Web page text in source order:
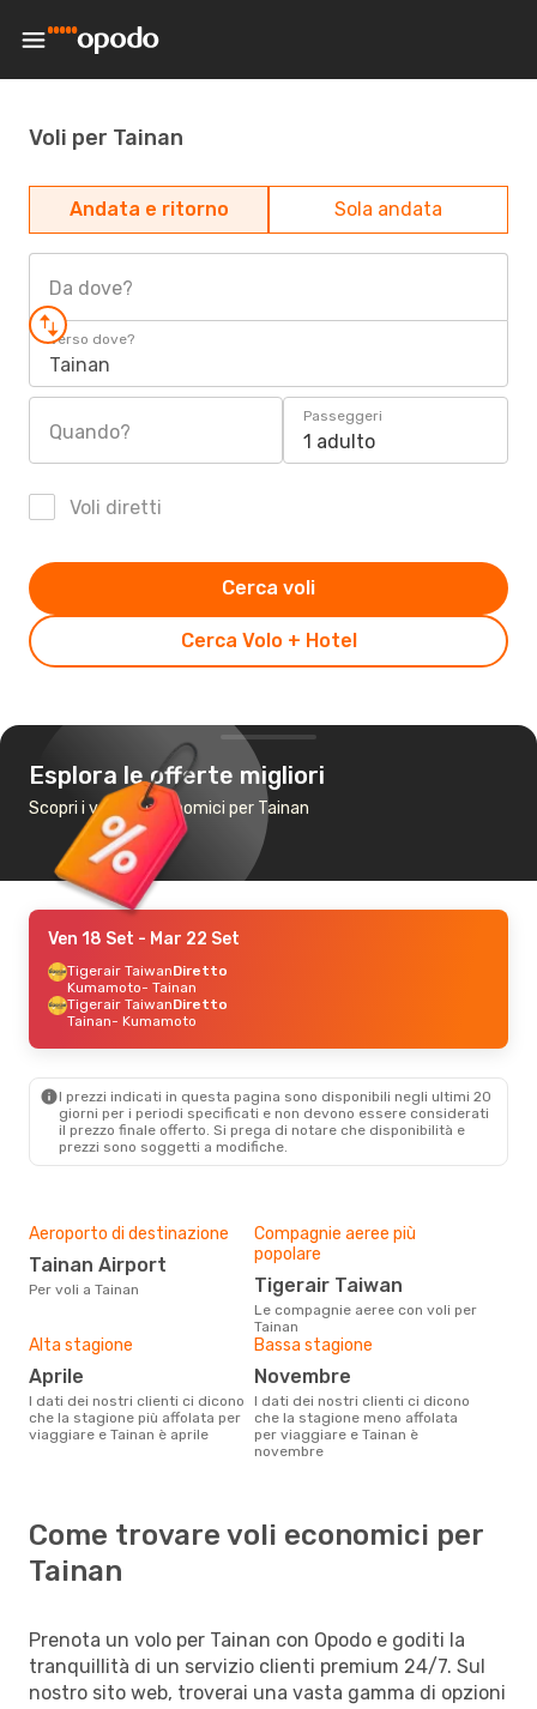
Voli per Tainan
Andata e ritorno Sola andata
Da dove?
Verso dove?
Tainan
Quando?
Passeggeri
1 adulto
Voli diretti
Cerca Volo + Hotel
Cerca voli
Esplora le offerte migliori
Scopri i voli più economici per Tainan
Ven 18 Set - Mar 22 Set
Tigerair TaiwanDiretto
Kumamoto- Tainan
Tigerair TaiwanDiretto
Tainan- Kumamoto
I prezzi indicati in questa pagina sono disponibili negli ultimi 20
giorni per i periodi specificati e non devono essere considerati
il ​​prezzo finale offerto. Si prega di notare che disponibilità e
prezzi sono soggetti a modifiche.
Aeroporto di destinazione
Tainan Airport
Per voli a Tainan
Compagnie aeree più
popolare
Tigerair Taiwan
Le compagnie aeree con voli per
Tainan
Alta stagione
aprile
I dati dei nostri clienti ci dicono
che la stagione più affolata per
viaggiare e Tainan è aprile
Bassa stagione
novembre
I dati dei nostri clienti ci dicono
che la stagione meno affolata
per viaggiare e Tainan è
novembre
Come trovare voli economici per
Tainan
Prenota un volo per Tainan con Opodo e goditi la
tranquillità di un servizio clienti premium 24/7. Sul
nostro sito web, troverai una vasta gamma di opzioni